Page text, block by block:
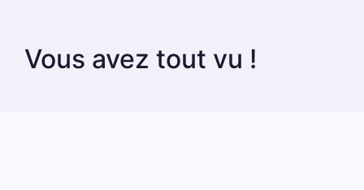
Vous avez tout vu !